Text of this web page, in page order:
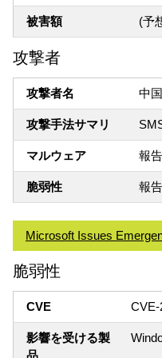
被害額 (予
攻撃者
攻撃者名 中
攻撃手法サマリ
マルウェア 報
脆弱性 報
Microsoft Issues
脆弱性
CVE CVE-
影響を受ける製